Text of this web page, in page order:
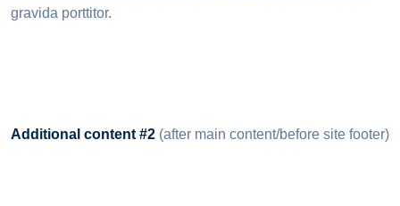
gravida porttitor.
Additional content #2 (after main content/before site footer)